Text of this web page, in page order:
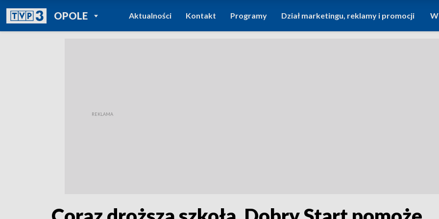
OPOLEPOWRÓT DO
TVP REGIONY
Aktualności Kontakt Programy Dział marketingu, reklamy i promocji